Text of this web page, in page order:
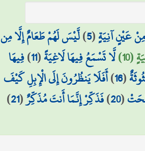
عَيْنٍ آنِيَةٍ(
5
)لَّيْسَ لَهُمْ طَعَامٌ إِلَّا مِن
لَّا تَسْمَعُ فِيهَا لَاغِيَةً(
11
)فِيهَا
(
16
)أَفَلَا يَنظُرُونَ إِلَى الْإِبِلِ كَيْفَ
(
20
)فَذَكِّرْ إِنَّمَا أَنتَ مُذَكِّرٌ(
21
)